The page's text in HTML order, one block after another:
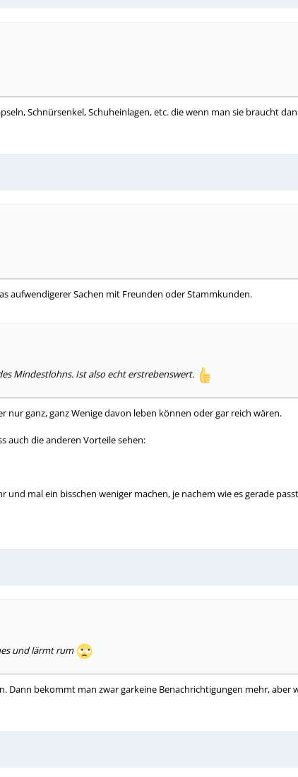
Schnürsenkel, Schuheinlagen, etc. die wenn man sie braucht
aufwendigerer Sachen mit Freunden oder Stammkunden.
Mindestlohns. Ist also echt erstrebenswert.
nur ganz, ganz Wenige davon leben können oder gar reich wären.
auch die anderen Vorteile sehen:
mal ein bisschen weniger machen, je nachem wie es gerade
und lärmt rum
Dann bekommt man zwar garkeine Benachrichtigungen mehr,